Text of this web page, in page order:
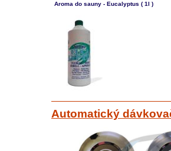
Aroma do sauny - Eucalyptus ( 1l )
Automatický